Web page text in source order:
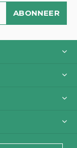
ABONNEER